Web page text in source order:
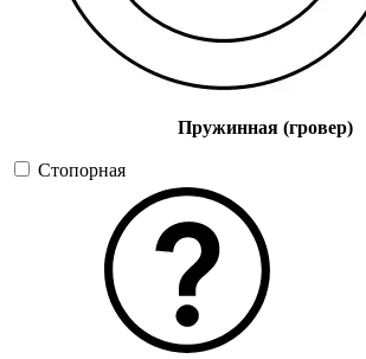
Пружинная (гровер)
Стопорная